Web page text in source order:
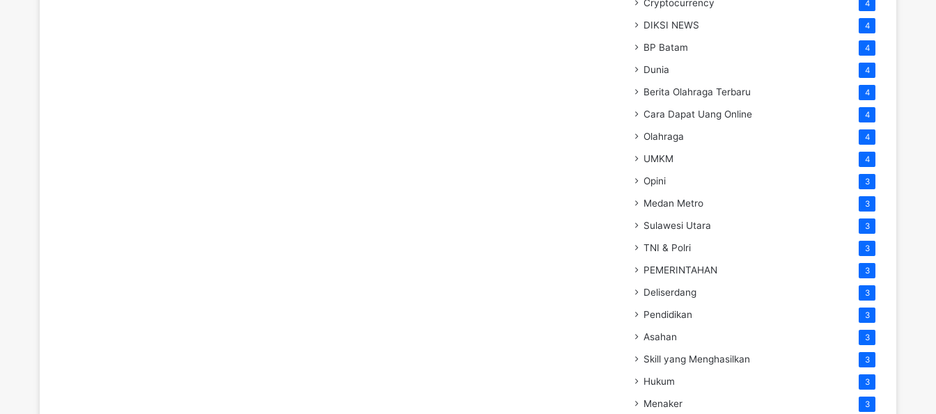
Cryptocurrency 4
DIKSI NEWS 4
BP Batam 4
Dunia 4
Berita Olahraga Terbaru 4
Cara Dapat Uang Online 4
Olahraga 4
UMKM 4
Opini 3
Medan Metro 3
Sulawesi Utara 3
TNI & Polri 3
PEMERINTAHAN 3
Deliserdang 3
Pendidikan 3
Asahan 3
Skill yang Menghasilkan 3
Hukum 3
Menaker 3